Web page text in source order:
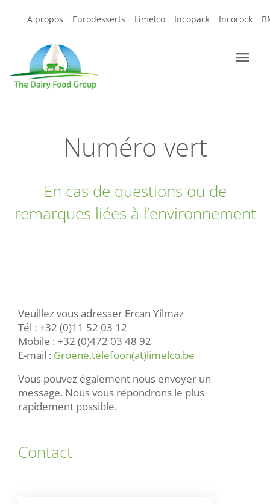
A propos Eurodesserts Limelco Incopack Incorock
Numéro vert
En cas de questions ou de
remarques liées à l’environnement
Contact
Veuillez vous adresser Ercan Yilmaz
Tél : +32 (0)11 52 03 12
Mobile : +32 (0)472 03 48 92
E-mail : Groene.telefoon(at)limelco.be
Vous pouvez également nous envoyer un
message. Nous vous répondrons le plus
rapidement possible.